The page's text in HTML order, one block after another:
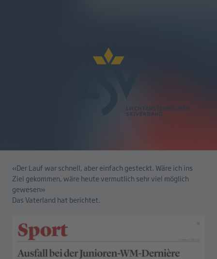
«Der Lauf war schnell, aber einfach gesteckt. Wäre ich ins
Ziel gekommen, wäre heute vermutlich sehr viel möglich
gewesen»
Das Vaterland hat berichtet.